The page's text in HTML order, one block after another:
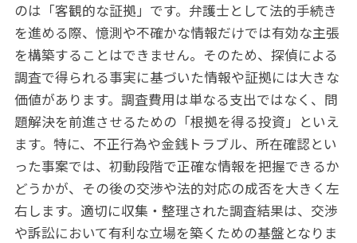
のは「客観的な証拠」です。弁護士として法的手続き
を進める際、憶測や不確かな情報だけでは有効な主張
を構築することはできません。そのため、探偵による
調査で得られる事実に基づいた情報や証拠には大きな
価値があります。調査費用は単なる支出ではなく、問
題解決を前進させるための「根拠を得る投資」といえ
ます。特に、不正行為や金銭トラブル、所在確認とい
った事案では、初動段階で正確な情報を把握できるか
どうかが、その後の交渉や法的対応の成否を大きく左
右します。適切に収集・整理された調査結果は、交渉
や訴訟において有利な立場を築くための基盤となりま